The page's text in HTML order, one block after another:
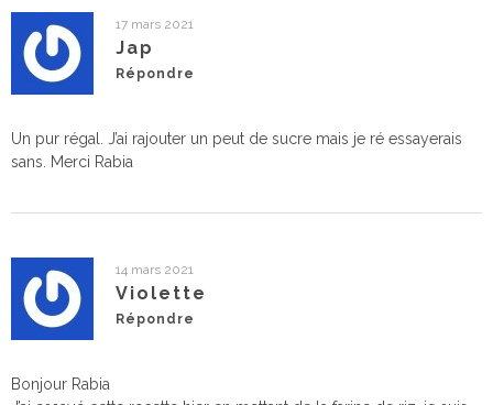
17 mars 2021
Jap
Répondre
Un pur régal. J’ai rajouter un peut de sucre mais je ré essayerais
sans. Merci Rabia
14 mars 2021
Violette
Répondre
Bonjour Rabia